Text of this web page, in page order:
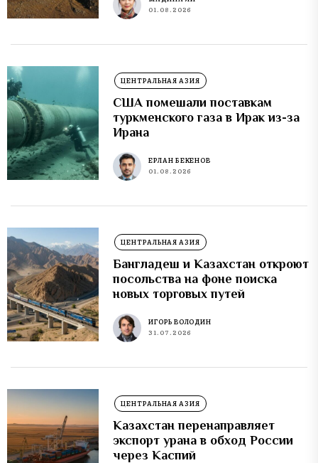
01.08.2026
ЦЕНТРАЛЬНАЯ АЗИЯ
США помешали поставкам
туркменского газа в Ирак из-за
Ирана
ЕРЛАН БЕКЕНОВ
01.08.2026
ЦЕНТРАЛЬНАЯ АЗИЯ
Бангладеш и Казахстан откроют
посольства на фоне поиска
новых торговых путей
ИГОРЬ ВОЛОДИН
31.07.2026
ЦЕНТРАЛЬНАЯ АЗИЯ
Казахстан перенаправляет
экспорт урана в обход России
через Каспий